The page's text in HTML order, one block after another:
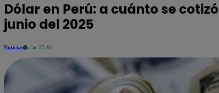
Dólar en Perú: a cuánto se
junio del 2025
Noticias a las 15:46